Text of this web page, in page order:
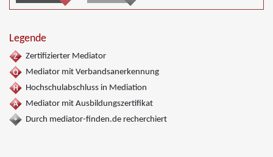
Legende
Zertifizierter Mediator
Mediator mit Verbandsanerkennung
Hochschulabschluss in Mediation
Mediator mit Ausbildungszertifikat
Durch mediator-finden.de recherchiert